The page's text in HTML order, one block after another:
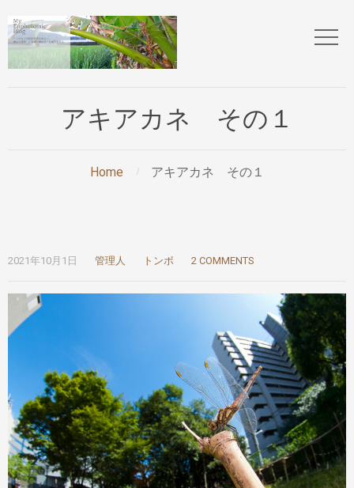
アキアカネ その１
Home アキアカネ その１
2021年10月1日 管理人 トンボ 2 COMMENTS